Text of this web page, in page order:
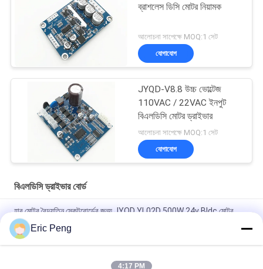
ব্রাশলেস ডিসি মোটর নিয়ামক
আলোচনা সাপেক্ষে MOQ:1 সেট
যোগাযোগ
JYQD-V8.8 উচ্চ ভোল্টেজ
110VAC / 22VAC ইনপুট
বিএলডিসি মোটর ড্রাইভার
আলোচনা সাপেক্ষে MOQ:1 সেট
যোগাযোগ
বিএলডিসি ড্রাইভার বোর্ড
হাব মোটর বৈদ্যুতিন স্কেটবোর্ডের জন্য JYQD YL02D 500W 24v Bldc মোটর
ড্রাইভার
হল সেন্সর 110V 220V 12V 24v ব্রাশলেস ডিসি মোটর কন্ট্রোলার Pwm
Eric Peng
4:17 PM